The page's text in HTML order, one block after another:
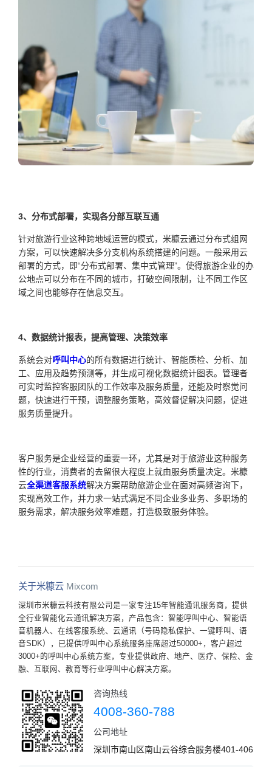
3、分布式部署， 实现各分部互联互通
针对旅游行业这种跨地域运营的模式，米糠云通过分布式组网
方案，可以快速解决多分支机构系统搭建的问题。一般采用云
部署的方式，即“分布式部署、集中式管理”。使得旅游企业的办
公地点可以分布在不同的城市，打破空间限制，让不同工作区
域之间也能够存在信息交互。
4、 数据统计报表，提高管理、决策效率
系统会对呼叫中心的所有数据进行统计、智能质检、分析、加
工、应用及趋势预测等，并生成可视化数据统计图表。管理者
可实时监控客服团队的工作效率及服务质量，还能及时察觉问
题，快速进行干预，调整服务策略，高效督促解决问题，促进
服务质量提升。
客户服务是企业经营的重要一环，尤其是对于旅游业这种服务
性的行业，消费者的去留很大程度上就由服务质量决定。米糠
云全渠道客服系统解决方案帮助旅游企业在面对高频咨询下，
实现高效工作，并力求一站式满足不同企业多业务、多职场的
服务需求，解决服务效率难题，打造极致服务体验。
关于米糠云 Mixcom
深圳市米糠云科技有限公司是一家专注15年智能通讯服务商，提供
全行业智能化云通讯解决方案，产品包含：智能呼叫中心、智能语
音机器人、在线客服系统、云通讯（号码隐私保护、一键呼叫、语
音SDK），已提供呼叫中心系统服务座席超过50000+，客户超过
3000+的呼叫中心系统方案，专业提供政府、地产、医疗、保险、金
融、互联网、教育等行业呼叫中心解决方案。
咨询热线
4008-360-788
公司地址
深圳市南山区南山云谷综合服务楼401-406